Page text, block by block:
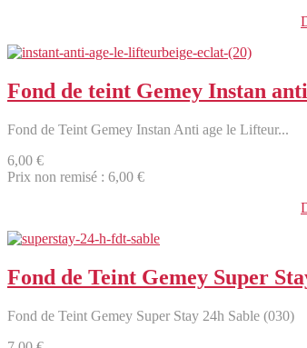
Fond de teint Gemey Instan
Fond de Teint Gemey Instan Anti age le Lifteur...
6,00 €
Prix non remisé : 6,00 €
Fond de Teint Gemey Super
Fond de Teint Gemey Super Stay 24h Sable (030)